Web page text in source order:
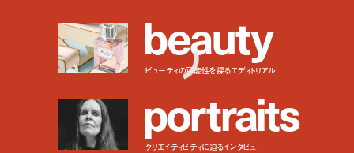
beauty
ビューティの可能性を探るエディトリアル
portraits
クリエイティビティに迫るインタビュー